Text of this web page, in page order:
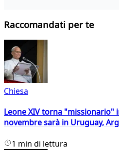
Raccomandati per te
Chiesa
Leone XIV torna "missionario"
novembre sarà in Uruguay,
1 min di lettura